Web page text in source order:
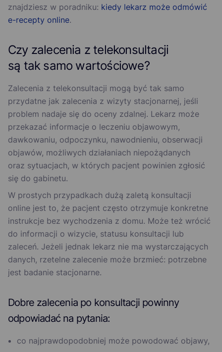
znajdziesz w poradniku: kiedy lekarz może odmówić
e-recepty online.
Czy zalecenia z telekonsultacji
są tak samo wartościowe?
Zalecenia z telekonsultacji mogą być tak samo
przydatne jak zalecenia z wizyty stacjonarnej, jeśli
problem nadaje się do oceny zdalnej. Lekarz może
przekazać informacje o leczeniu objawowym,
dawkowaniu, odpoczynku, nawodnieniu, obserwacji
objawów, możliwych działaniach niepożądanych
oraz sytuacjach, w których pacjent powinien zgłosić
się do gabinetu.
W prostych przypadkach dużą zaletą konsultacji
online jest to, że pacjent często otrzymuje konkretne
instrukcje bez wychodzenia z domu. Może też wrócić
do informacji o wizycie, statusu konsultacji lub
zaleceń. Jeżeli jednak lekarz nie ma wystarczających
danych, rzetelne zalecenie może brzmieć: potrzebne
jest badanie stacjonarne.
Dobre zalecenia po konsultacji powinny
odpowiadać na pytania:
co najprawdopodobniej może powodować objawy,